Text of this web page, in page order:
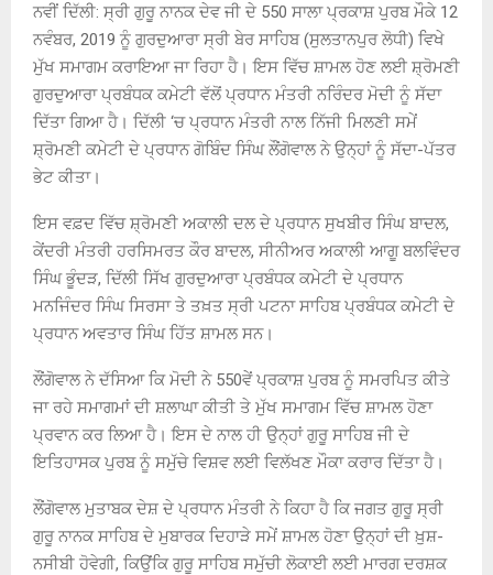
ਨਵੀਂ ਦਿੱਲੀ: ਸ੍ਰੀ ਗੁਰੂ ਨਾਨਕ ਦੇਵ ਜੀ ਦੇ 550 ਸਾਲਾ ਪ੍ਰਕਾਸ਼ ਪੁਰਬ ਮੌਕੇ 12
ਨਵੰਬਰ, 2019 ਨੂੰ ਗੁਰਦੁਆਰਾ ਸ੍ਰੀ ਬੇਰ ਸਾਹਿਬ (ਸੁਲਤਾਨਪੁਰ ਲੋਧੀ) ਵਿਖੇ
ਮੁੱਖ ਸਮਾਗਮ ਕਰਾਇਆ ਜਾ ਰਿਹਾ ਹੈ। ਇਸ ਵਿੱਚ ਸ਼ਾਮਲ ਹੋਣ ਲਈ ਸ਼੍ਰੋਮਣੀ
ਗੁਰਦੁਆਰਾ ਪ੍ਰਬੰਧਕ ਕਮੇਟੀ ਵੱਲੋਂ ਪ੍ਰਧਾਨ ਮੰਤਰੀ ਨਰਿੰਦਰ ਮੋਦੀ ਨੂੰ ਸੱਦਾ
ਦਿੱਤਾ ਗਿਆ ਹੈ। ਦਿੱਲੀ ‘ਚ ਪ੍ਰਧਾਨ ਮੰਤਰੀ ਨਾਲ ਨਿੱਜੀ ਮਿਲਣੀ ਸਮੇਂ
ਸ਼੍ਰੋਮਣੀ ਕਮੇਟੀ ਦੇ ਪ੍ਰਧਾਨ ਗੋਬਿੰਦ ਸਿੰਘ ਲੌਂਗੋਵਾਲ ਨੇ ਉਨ੍ਹਾਂ ਨੂੰ ਸੱਦਾ-ਪੱਤਰ
ਭੇਟ ਕੀਤਾ।
ਇਸ ਵਫ਼ਦ ਵਿੱਚ ਸ਼੍ਰੋਮਣੀ ਅਕਾਲੀ ਦਲ ਦੇ ਪ੍ਰਧਾਨ ਸੁਖਬੀਰ ਸਿੰਘ ਬਾਦਲ,
ਕੇਂਦਰੀ ਮੰਤਰੀ ਹਰਸਿਮਰਤ ਕੌਰ ਬਾਦਲ, ਸੀਨੀਅਰ ਅਕਾਲੀ ਆਗੂ ਬਲਵਿੰਦਰ
ਸਿੰਘ ਭੂੰਦੜ, ਦਿੱਲੀ ਸਿੱਖ ਗੁਰਦੁਆਰਾ ਪ੍ਰਬੰਧਕ ਕਮੇਟੀ ਦੇ ਪ੍ਰਧਾਨ
ਮਨਜਿੰਦਰ ਸਿੰਘ ਸਿਰਸਾ ਤੇ ਤਖ਼ਤ ਸ੍ਰੀ ਪਟਨਾ ਸਾਹਿਬ ਪ੍ਰਬੰਧਕ ਕਮੇਟੀ ਦੇ
ਪ੍ਰਧਾਨ ਅਵਤਾਰ ਸਿੰਘ ਹਿੱਤ ਸ਼ਾਮਲ ਸਨ।
ਲੌਂਗੋਵਾਲ ਨੇ ਦੱਸਿਆ ਕਿ ਮੋਦੀ ਨੇ 550ਵੇਂ ਪ੍ਰਕਾਸ਼ ਪੁਰਬ ਨੂੰ ਸਮਰਪਿਤ ਕੀਤੇ
ਜਾ ਰਹੇ ਸਮਾਗਮਾਂ ਦੀ ਸ਼ਲਾਘਾ ਕੀਤੀ ਤੇ ਮੁੱਖ ਸਮਾਗਮ ਵਿੱਚ ਸ਼ਾਮਲ ਹੋਣਾ
ਪ੍ਰਵਾਨ ਕਰ ਲਿਆ ਹੈ। ਇਸ ਦੇ ਨਾਲ ਹੀ ਉਨ੍ਹਾਂ ਗੁਰੂ ਸਾਹਿਬ ਜੀ ਦੇ
ਇਤਿਹਾਸਕ ਪੁਰਬ ਨੂੰ ਸਮੁੱਚੇ ਵਿਸ਼ਵ ਲਈ ਵਿਲੱਖਣ ਮੌਕਾ ਕਰਾਰ ਦਿੱਤਾ ਹੈ।
ਲੌਂਗੋਵਾਲ ਮੁਤਾਬਕ ਦੇਸ਼ ਦੇ ਪ੍ਰਧਾਨ ਮੰਤਰੀ ਨੇ ਕਿਹਾ ਹੈ ਕਿ ਜਗਤ ਗੁਰੂ ਸ੍ਰੀ
ਗੁਰੂ ਨਾਨਕ ਸਾਹਿਬ ਦੇ ਮੁਬਾਰਕ ਦਿਹਾੜੇ ਸਮੇਂ ਸ਼ਾਮਲ ਹੋਣਾ ਉਨ੍ਹਾਂ ਦੀ ਖ਼ੁਸ਼-
ਨਸੀਬੀ ਹੋਵੇਗੀ, ਕਿਉਂਕਿ ਗੁਰੂ ਸਾਹਿਬ ਸਮੁੱਚੀ ਲੋਕਾਈ ਲਈ ਮਾਰਗ ਦਰਸ਼ਕ